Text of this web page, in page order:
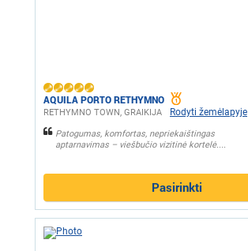
AQUILA PORTO RETHYMNO
RETHYMNO TOWN, GRAIKIJA Rodyti žemėlapyje
Patogumas, komfortas, nepriekaištingas
aptarnavimas – viešbučio vizitinė kortelė....
Pasirinkti